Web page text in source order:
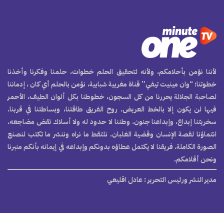
لأننا نؤمن بأحلامكم، ولأنه لتحقيق الحلم خطوات، حلمنا وفكرنا وأخذنا
خطوتنا؛ “وان مينيت تيفي” قناة مغربية شبابية، نؤمن بالحلم أي كان ، إدماننا
لصاحبة الجلالة يحررنا من كل السجون، خطوطنا بكل ألوان الطيف، الأحمر
فيها لن يكون إلا بالخط العريض. روح الفريق طاقتنا، وبساطتنا في قربنا.
سخريتنا إبداع، وإبداعنا جنون. وطننا لا حدود له ولا أسلاك تقض مضاجعه.
انتماؤنا لقصة الإنسان وقضية الغلبان. نلتقط ما نراه وننشر ما تكتب لنصنع
الصورة الكاملة. فريقنا لا يكتمل عطاؤه بدونكم وإبداعه في إيمانه بأنكم منبرنا
ونحن أقلامكم.
مدير النشر ورئيس التحرير: عادل اقليعي